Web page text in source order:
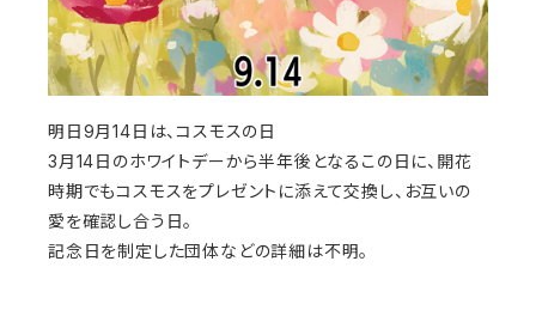
明日9月14日は、コスモスの日
3月14日のホワイトデーから半年後となるこの日に、開花
時期でもコスモスをプレゼントに添えて交換し、お互いの
愛を確認し合う日。
記念日を制定した団体などの詳細は不明。